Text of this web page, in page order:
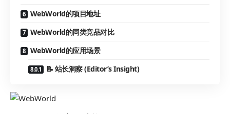
WebWorld的项目地址
WebWorld的同类竞品对比
WebWorld的应用场景
📝 站长洞察 (Editor’s Insight)